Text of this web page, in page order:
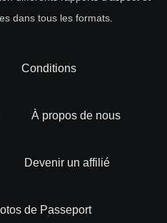
dans tous les formats.
Conditions
À propos de nous
Devenir un affilié
de Passeport